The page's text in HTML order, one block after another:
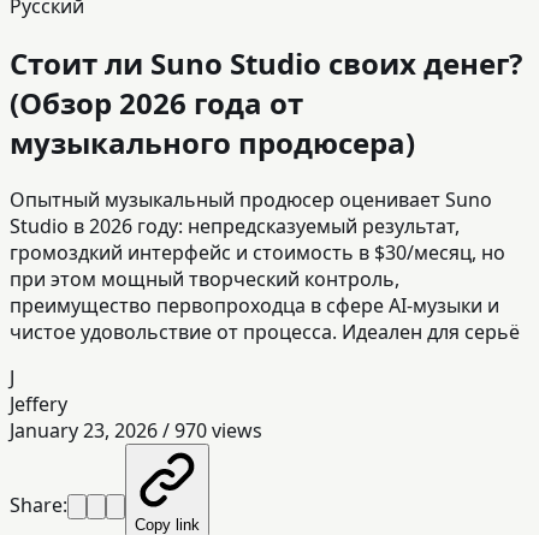
Русский
Стоит ли Suno Studio своих денег?
(Обзор 2026 года от
музыкального продюсера)
Опытный музыкальный продюсер оценивает Suno
Studio в 2026 году: непредсказуемый результат,
громоздкий интерфейс и стоимость в $30/месяц, но
при этом мощный творческий контроль,
преимущество первопроходца в сфере AI‑музыки и
чистое удовольствие от процесса. Идеален для серьё
J
Jeffery
January 23, 2026/970views
Share:
Copy link